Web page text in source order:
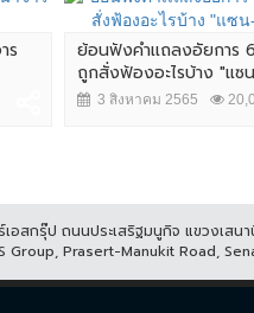
ร
ย้อนฟังคำเเถลงอัยการ
ถูกสั่งฟ้องอะไรบ้าง "แซ
3 สิงหาคม 2565
อสกรุ๊ป ถนนประเสริฐมนูกิจ แขวงเส
Group, Prasert-Manukit Road,